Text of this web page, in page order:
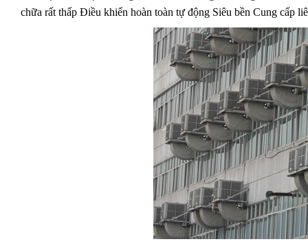
chữa rất thấp Điều khiển hoàn toàn tự động Siêu bền Cung cấp